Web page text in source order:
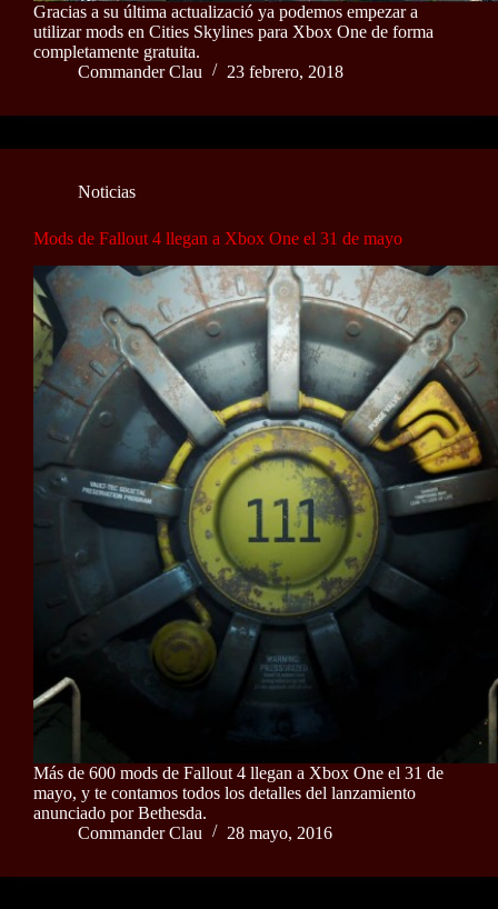
Gracias a su última actualizació ya podemos empezar a
utilizar mods en Cities Skylines para Xbox One de forma
completamente gratuita.
Commander Clau
23 febrero, 2018
Noticias
Mods de Fallout 4 llegan a Xbox One el 31 de mayo
Más de 600 mods de Fallout 4 llegan a Xbox One el 31 de
mayo, y te contamos todos los detalles del lanzamiento
anunciado por Bethesda.
Commander Clau
28 mayo, 2016